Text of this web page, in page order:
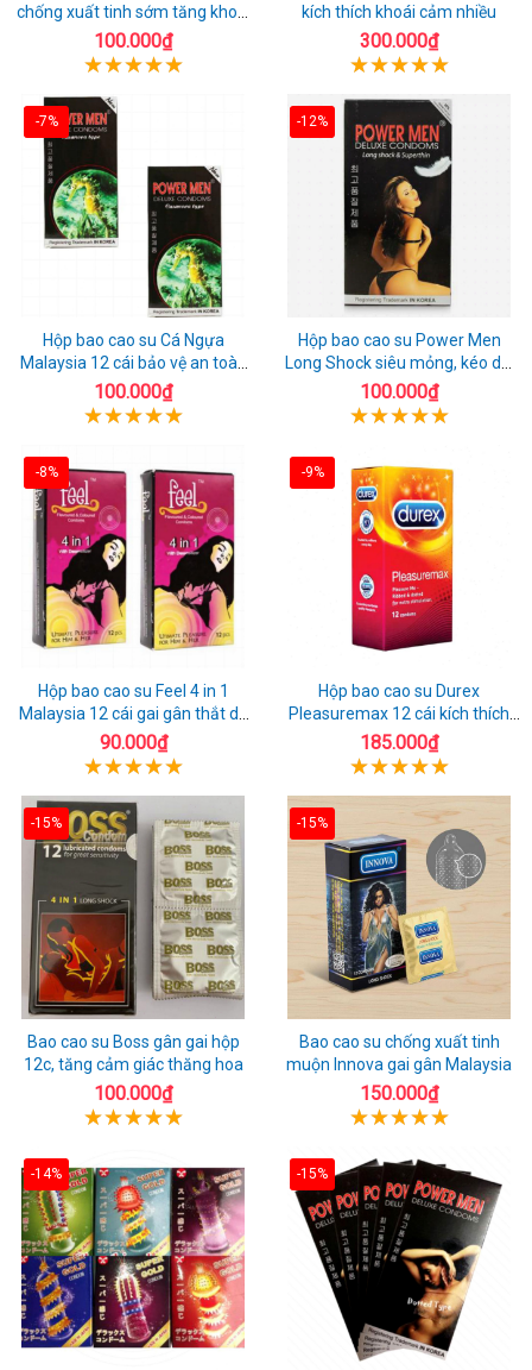
chống xuất tinh sớm tăng khoái
cảm
100.000₫
kích thích khoái cảm nhiều
300.000₫
-7%
Hộp bao cao su Cá Ngựa
Malaysia 12 cái bảo vệ an toàn
tuyệt đối
100.000₫
-12%
Hộp bao cao su Power Men
Long Shock siêu mỏng, kéo dài
quan hệ thoải mái
100.000₫
-8%
Hộp bao cao su Feel 4 in 1
Malaysia 12 cái gai gân thắt dễ
sử dụng
90.000₫
-9%
Hộp bao cao su Durex
Pleasuremax 12 cái kích thích
tăng khoái cảm
185.000₫
-15%
Bao cao su Boss gân gai hộp
12c, tăng cảm giác thăng hoa
100.000₫
-15%
Bao cao su chống xuất tinh
muộn Innova gai gân Malaysia
150.000₫
-14% -15%